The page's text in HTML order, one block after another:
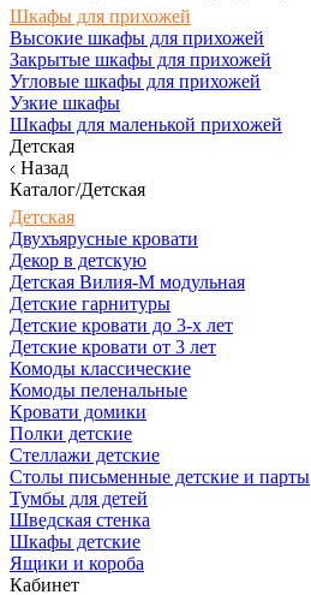
Шкафы для прихожей
Высокие шкафы для прихожей
Закрытые шкафы для прихожей
Угловые шкафы для прихожей
Узкие шкафы
Шкафы для маленькой прихожей
Детская
Назад
Каталог/Детская
Детская
Двухъярусные кровати
Декор в детскую
Детская Вилия-М модульная
Детские гарнитуры
Детские кровати до 3-х лет
Детские кровати от 3 лет
Комоды классические
Комоды пеленальные
Кровати домики
Полки детские
Стеллажи детские
Столы письменные детские и парты
Тумбы для детей
Шведская стенка
Шкафы детские
Ящики и короба
Кабинет